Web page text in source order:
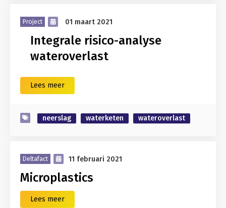
Project 01 maart 2021
Integrale risico-analyse
wateroverlast
Lees meer
neerslag waterketen wateroverlast
Deltafact 11 februari 2021
Microplastics
Lees meer